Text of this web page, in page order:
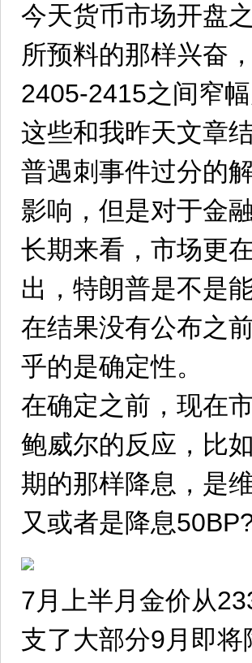
今天货币市场开盘
所预料的那样兴奋
2405-2415之间窄幅
这些和我昨天文章
普遇刺事件过分的
影响，但是对于金
长期来看，市场更
出，特朗普是不是
在结果没有公布之
乎的是确定性。
在确定之前，现在
鲍威尔的反应，比
期的那样降息，是
又或者是降息
7月上半月金价从
支了大部分9月即